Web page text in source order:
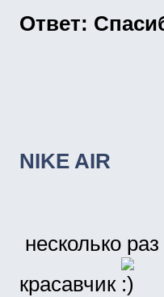
Ответ:
NIKE AIR
несколько
красавчик